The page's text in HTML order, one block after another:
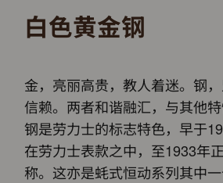
白色黄金钢
金，亮丽高贵，教人着迷。钢
信赖。两者和谐融汇，与其他
钢是劳力士的标志特色，早于
在劳力士表款之中，至1933年
称。这亦是蚝式恒动系列其中一